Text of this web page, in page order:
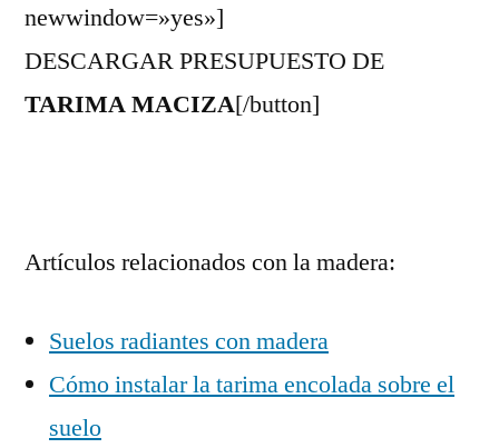
newwindow=»yes»]
DESCARGAR PRESUPUESTO DE
TARIMA MACIZA[/button]
Artículos relacionados con la madera:
Suelos radiantes con madera
Cómo instalar la tarima encolada sobre el
suelo